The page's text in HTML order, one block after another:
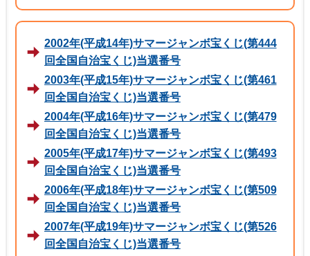
2002年(平成14年)サマージャンボ宝くじ(第444
回全国自治宝くじ)当選番号
2003年(平成15年)サマージャンボ宝くじ(第461
回全国自治宝くじ)当選番号
2004年(平成16年)サマージャンボ宝くじ(第479
回全国自治宝くじ)当選番号
2005年(平成17年)サマージャンボ宝くじ(第493
回全国自治宝くじ)当選番号
2006年(平成18年)サマージャンボ宝くじ(第509
回全国自治宝くじ)当選番号
2007年(平成19年)サマージャンボ宝くじ(第526
回全国自治宝くじ)当選番号